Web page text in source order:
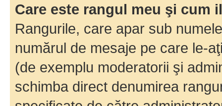
Care este rangul meu şi cum
Rangurile, care apar sub
numărul de mesaje pe care le-
(de exemplu moderatorii şi
schimba direct denumirea